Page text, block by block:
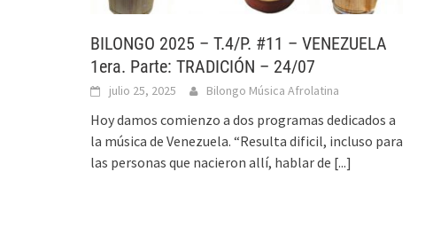
BILONGO 2025 – T.4/P. #11 – VENEZUELA
1era. Parte: TRADICIÓN – 24/07
julio 25, 2025 Bilongo Música Afrolatina
Hoy damos comienzo a dos programas dedicados a
la música de Venezuela. “Resulta dificil, incluso para
las personas que nacieron allí, hablar de [...]